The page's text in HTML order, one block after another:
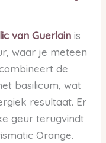
van Guerlain is
waar je meteen
de
basilicum, wat
resultaat. Er
geur terugvindt
Orange.